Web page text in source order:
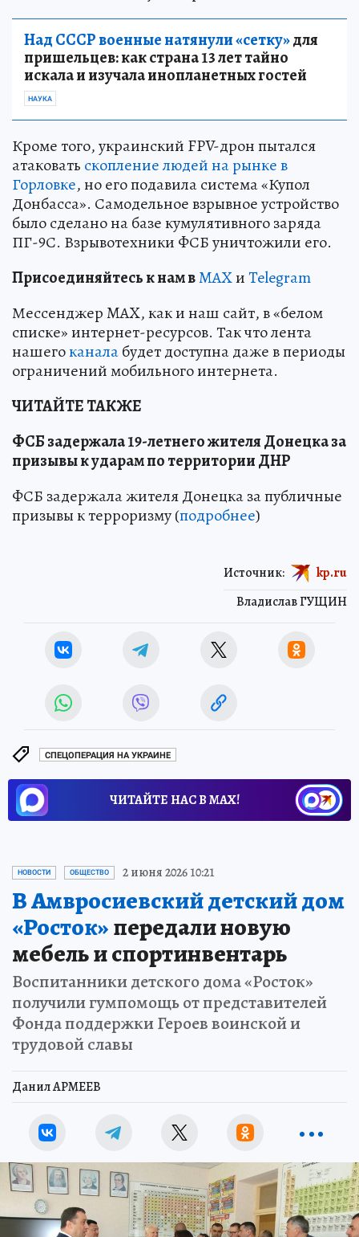
Над СССР военные натянули «сетку»для
пришельцев: как страна 13 лет тайно
искала и изучала инопланетных гостей
НАУКА
Кроме того, украинский FPV-дрон пытался
атаковать скопление людей на рынке в
Горловке, но его подавила система «Купол
Донбасса». Самодельное взрывное устройство
было сделано на базе кумулятивного заряда
ПГ-9С. Взрывотехники ФСБ уничтожили его.
Присоединяйтесь к нам вMAXиTelegram
Мессенджер MAX, как и наш сайт, в «белом
списке» интернет-ресурсов. Так что лента
нашегоканалабудет доступна даже в периоды
ограничений мобильного интернета.
ЧИТАЙТЕ ТАКЖЕ
ФСБ задержала 19-летнего жителя Донецка за
призывы к ударам по территории ДНР
ФСБ задержала жителя Донецка за публичные
призывы к терроризму (подробнее)
Владислав ГУЩИН
Источник: kp.ru
СПЕЦОПЕРАЦИЯ НА УКРАИНЕ
ЧИТАЙТЕ НАС В МАХ!
НОВОСТИ ОБЩЕСТВО 2 июня 2026 10:21
В Амвросиевский детский дом
«Росток»передали новую
мебель и спортинвентарь
Воспитанники детского дома «Росток»
получили гумпомощь от представителей
Фонда поддержки Героев воинской и
трудовой славы
Данил АРМЕЕВ